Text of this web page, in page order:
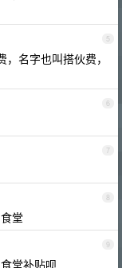
5
名字也叫搭伙费，
6
7
8
堂
9
堂补贴呗